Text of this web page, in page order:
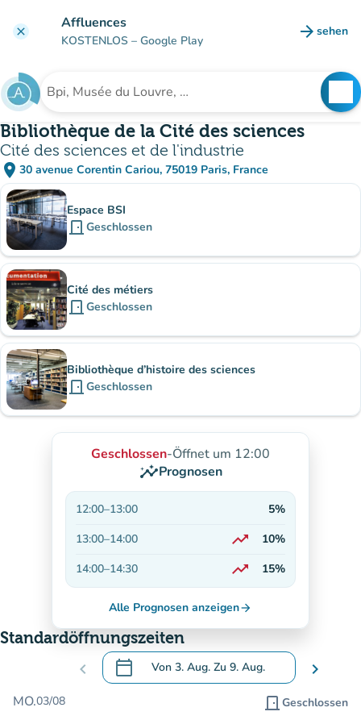
clear Affluences
KOSTENLOS – Google Play arrow_forward sehen
(new
Suche nach einer Einrichtung
Bibliothèque de la Cité des sciences
Cité des sciences et de l'industrie
place 30 avenue Corentin Cariou, 75019 Paris, France
(in Google Maps öffnen)
(new tab)
Unterinstitutionen
Espace BSI
door_front Geschlossen
Cité des métiers
door_front Geschlossen
Bibliothèque d’histoire des sciences
door_front Geschlossen
Geschlossen-Öffnet um 12:00
insightsPrognosen
12:00–13:00
5%
13:00–14:00 trending_up
10%
14:00–14:30 trending_up
Auf dem Vormarsch
15%
Alle Prognosen anzeigenarrow_forward
Standardöffnungszeiten
chevron_left calendar_today Von 3. Aug. Zu 9. Aug.
.Öffnen Sie den Kalender, um Daten zu
chevron_right
MO.03/08 door_front Geschlossen